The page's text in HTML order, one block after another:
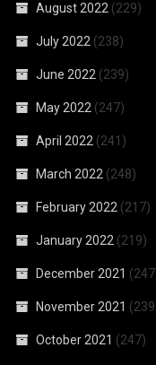
August 2022 (229)
July 2022 (238)
June 2022 (239)
May 2022 (247)
April 2022 (241)
March 2022 (248)
February 2022 (217)
January 2022 (219)
December 2021
November 2021
October 2021 (247)